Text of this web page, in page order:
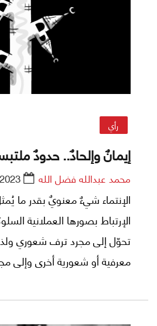
رأي
إيمانٌ وإلحادٌ.. حدودٌ
محمد عبدالله فضل الله
الإنتماء شيءٌ معنويٌ بقدر ما
الإرتباط بصورها العملانية
تحوّل إلى مجرد ترف شعوري
معرفية أو شعورية أخرى وإلى
وتسبب له معاناة فوق معاناة،